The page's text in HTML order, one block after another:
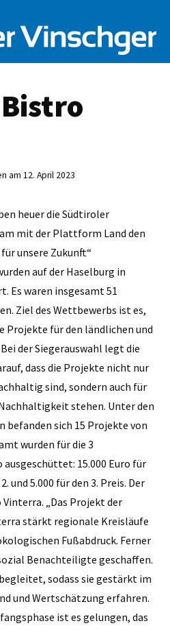
am 12. April 2023
heuer die Südtiroler
mit der Plattform Land den
unsere Zukunft“
auf der Haselburg in
Es waren insgesamt 51
Ziel des Wettbewerbs ist es,
Projekte für den ländlichen und
der Siegerauswahl legt die
dass die Projekte nicht nur
sind, sondern auch für
stehen. Unter den
befanden sich 15 Projekte von
wurden für die 3
ausgeschüttet: 15.000 Euro für
und 5.000 für den 3. Preis. Der
„Das Projekt der
stärkt regionale Kreisläufe
Fußabdruck. Ferner
Benachteiligte geschaffen.
sodass sie gestärkt im
und Wertschätzung erfahren.
ist es gelungen, das